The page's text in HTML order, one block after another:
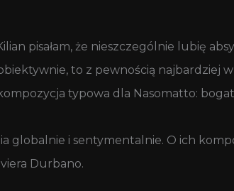
pisałam, że nieszczególnie lubię
to z pewnością najbardziej
typowa dla Nasomatto:
i sentymentalnie. O ich
Durbano.